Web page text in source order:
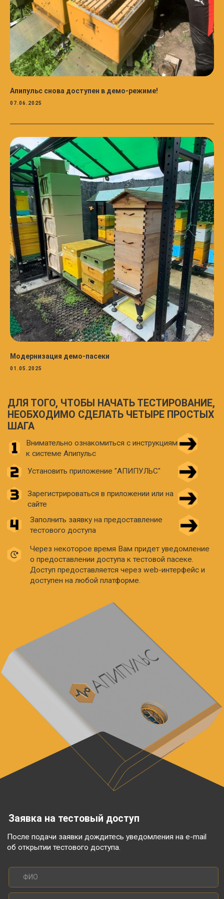
Апипульс снова доступен в демо-режиме!
07.06.2025
Модернизация демо-пасеки
01.05.2025
Заявка на тестовый доступ
После подачи заявки дождитесь уведомления на e-mail
об открытии тестового доступа.
Согласен(а) сполитикой конфиденциальности
Подтверждаю, что я не робот
Подать заявку
ВАМ МОЖЕТ БЫТЬ ИНТЕРЕСНО
Системы и устройства
Поддержка и ответы на вопросы
Полезная информация
Мы в соц. сетях